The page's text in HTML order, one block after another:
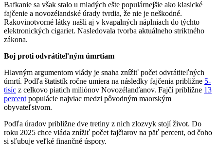
Bafkanie sa však stalo u mladých ešte populárnejšie ako klasické
fajčenie a novozélandské úrady tvrdia, že nie je neškodné.
Rakovinotvorné látky našli aj v kvapalných náplniach do týchto
elektronických cigariet. Nasledovala tvorba aktuálneho striktného
zákona.
Boj proti odvrátiteľným úmrtiam
Hlavným argumentom vlády je snaha znížiť počet odvrátiteľných
úmrtí. Podľa štatistík ročne umiera na následky fajčenia približne 5-
tisíc z celkovo piatich miliónov Novozélanďanov. Fajčí približne 13
percent populácie najviac medzi pôvodným maorským
obyvateľstvom.
Podľa úradov približne dve tretiny z nich zlozvyk stojí život. Do
roku 2025 chce vláda znížiť počet fajčiarov na päť percent, od čoho
si sľubuje veľké finančné úspory.